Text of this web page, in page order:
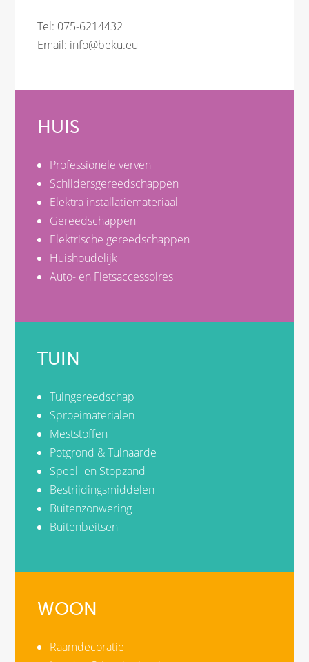
Tel: 075-6214432
Email: info@beku.eu
HUIS
Professionele verven
Schildersgereedschappen
Elektra installatiemateriaal
Gereedschappen
Elektrische gereedschappen
Huishoudelijk
Auto- en Fietsaccessoires
TUIN
Tuingereedschap
Sproeimaterialen
Meststoffen
Potgrond & Tuinaarde
Speel- en Stopzand
Bestrijdingsmiddelen
Buitenzonwering
Buitenbeitsen
WOON
Raamdecoratie